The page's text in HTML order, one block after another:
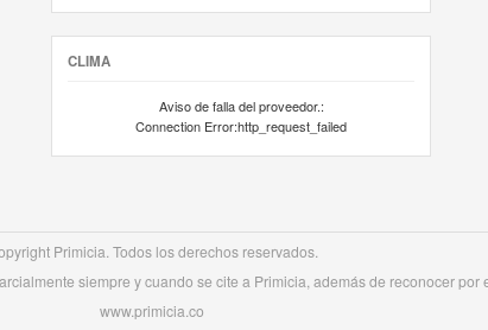
CLIMA
Aviso de falla del proveedor.:
Connection Error:http_request_failed
Primicia. Todos los derechos reservados.
siempre y cuando se cite a Primicia, además de reconocer por
www.primicia.co